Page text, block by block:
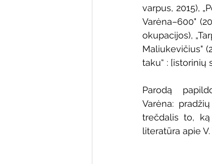
varpus, 2015),
Varėna–600"
okupacijos),
Maliukevičius"
taku“ : [istorinių
Parodą
Varėna:
trečdalis to,
literatūra apie V.